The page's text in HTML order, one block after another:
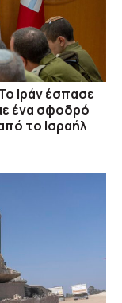
Ιράν έσπασε
ένα σφοδρό
το Ισραήλ